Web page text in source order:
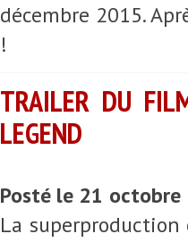
décembre 2015.
!
TRAILER DU
LEGEND
Posté le 21
La